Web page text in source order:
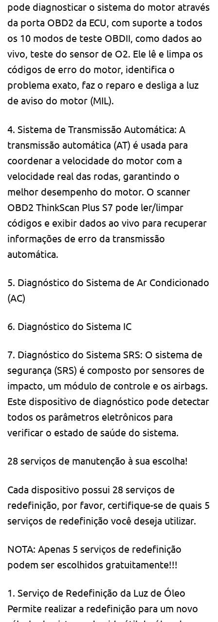
pode diagnosticar o sistema do motor através
da porta OBD2 da ECU, com suporte a todos
os 10 modos de teste OBDII, como dados ao
vivo, teste do sensor de O2. Ele lê e limpa os
códigos de erro do motor, identifica o
problema exato, faz o reparo e desliga a luz
de aviso do motor (MIL).
4. Sistema de Transmissão Automática: A
transmissão automática (AT) é usada para
coordenar a velocidade do motor com a
velocidade real das rodas, garantindo o
melhor desempenho do motor. O scanner
OBD2 ThinkScan Plus S7 pode ler/limpar
códigos e exibir dados ao vivo para recuperar
informações de erro da transmissão
automática.
5. Diagnóstico do Sistema de Ar Condicionado
(AC)
6. Diagnóstico do Sistema IC
7. Diagnóstico do Sistema SRS: O sistema de
segurança (SRS) é composto por sensores de
impacto, um módulo de controle e os airbags.
Este dispositivo de diagnóstico pode detectar
todos os parâmetros eletrônicos para
verificar o estado de saúde do sistema.
28 serviços de manutenção à sua escolha!
Cada dispositivo possui 28 serviços de
redefinição, por favor, certifique-se de quais 5
serviços de redefinição você deseja utilizar.
NOTA: Apenas 5 serviços de redefinição
podem ser escolhidos gratuitamente!!!
1. Serviço de Redefinição da Luz de Óleo
Permite realizar a redefinição para um novo